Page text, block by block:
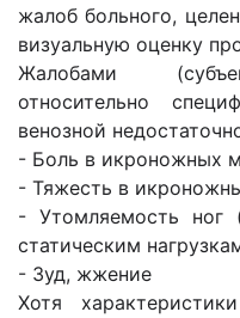
жалоб больного,
визуальную оценку
Жалобами
относительно
венозной
- Боль в икроножных
- Тяжесть в
- Утомляемость ног
статическим
- Зуд, жжение
Хотя